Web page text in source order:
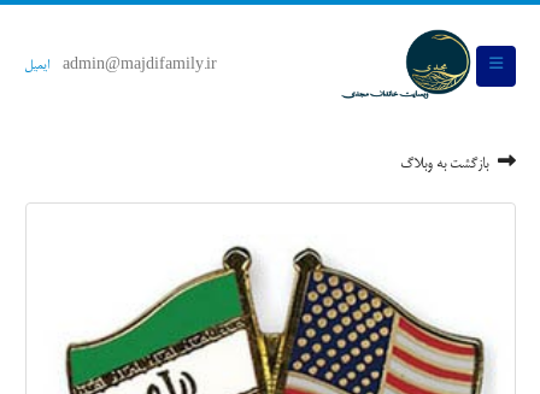
admin@majdifamily.ir ایمیل
بازگشت به وبلاگ